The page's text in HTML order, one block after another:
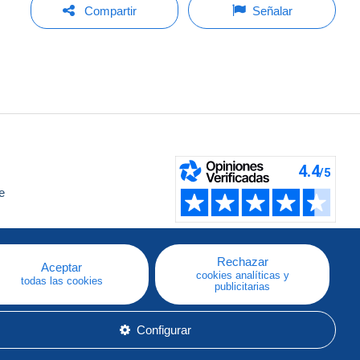
Compartir Señalar
Aceptar
todas las cookies
Rechazar
cookies analíticas y
publicitarias
Configurar